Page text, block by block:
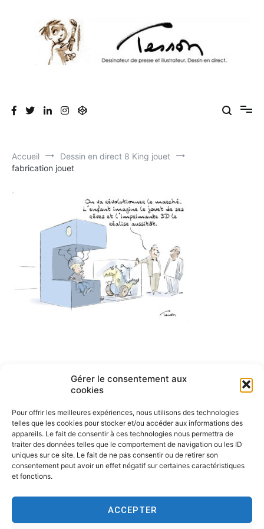
Gérer le consentement aux
cookies
Pour offrir les meilleures expériences, nous utilisons des technologies
telles que les cookies pour stocker et/ou accéder aux informations des
appareils. Le fait de consentir à ces technologies nous permettra de
traiter des données telles que le comportement de navigation ou les ID
uniques sur ce site. Le fait de ne pas consentir ou de retirer son
consentement peut avoir un effet négatif sur certaines caractéristiques
et fonctions.
ACCEPTER
direct, dessin humoristique, cartoonist.
direct lors des séminaires d'entreprise. Illustration et dessin
Accueil
Dessin en direct 8 King jouet
fabrication jouet
Navigation
de
l’article
ARTICLE PRÉCÉDENT
Dessin en direct 8 King jouet